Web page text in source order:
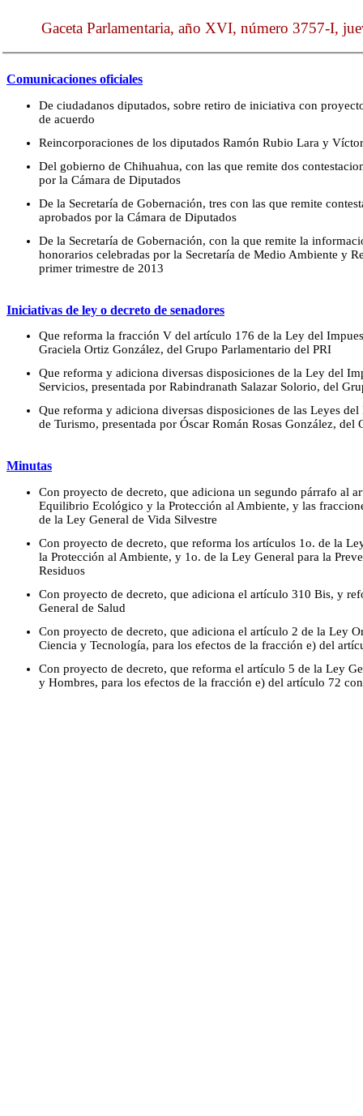
Gaceta Parlamentaria, año XVI, número 3757-I,
Comunicaciones oficiales
De ciudadanos diputados, sobre retiro de iniciativa con
de acuerdo
Reincorporaciones de los diputados Ramón Rubio Lara y
Del gobierno de Chihuahua, con las que remite dos
por la Cámara de Diputados
De la Secretaría de Gobernación, tres con las que remite
aprobados por la Cámara de Diputados
De la Secretaría de Gobernación, con la que remite la
honorarios celebradas por la Secretaría de Medio Ambiente y
primer trimestre de 2013
Iniciativas de ley o decreto de senadores
Que reforma la fracción V del artículo 176 de la Ley del
Graciela Ortiz González, del Grupo Parlamentario del PRI
Que reforma y adiciona diversas disposiciones de la Ley del
Servicios, presentada por Rabindranath Salazar Solorio, del
Que reforma y adiciona diversas disposiciones de las Leyes
de Turismo, presentada por Óscar Román Rosas González, del
Minutas
Con proyecto de decreto, que adiciona un segundo párrafo al
Equilibrio Ecológico y la Protección al Ambiente, y las
de la Ley General de Vida Silvestre
Con proyecto de decreto, que reforma los artículos 1o. de la
la Protección al Ambiente, y 1o. de la Ley General para la
Residuos
Con proyecto de decreto, que adiciona el artículo 310 Bis, y
General de Salud
Con proyecto de decreto, que adiciona el artículo 2 de la Ley
Ciencia y Tecnología, para los efectos de la fracción e) del
Con proyecto de decreto, que reforma el artículo 5 de la Ley
y Hombres, para los efectos de la fracción e) del artículo 72